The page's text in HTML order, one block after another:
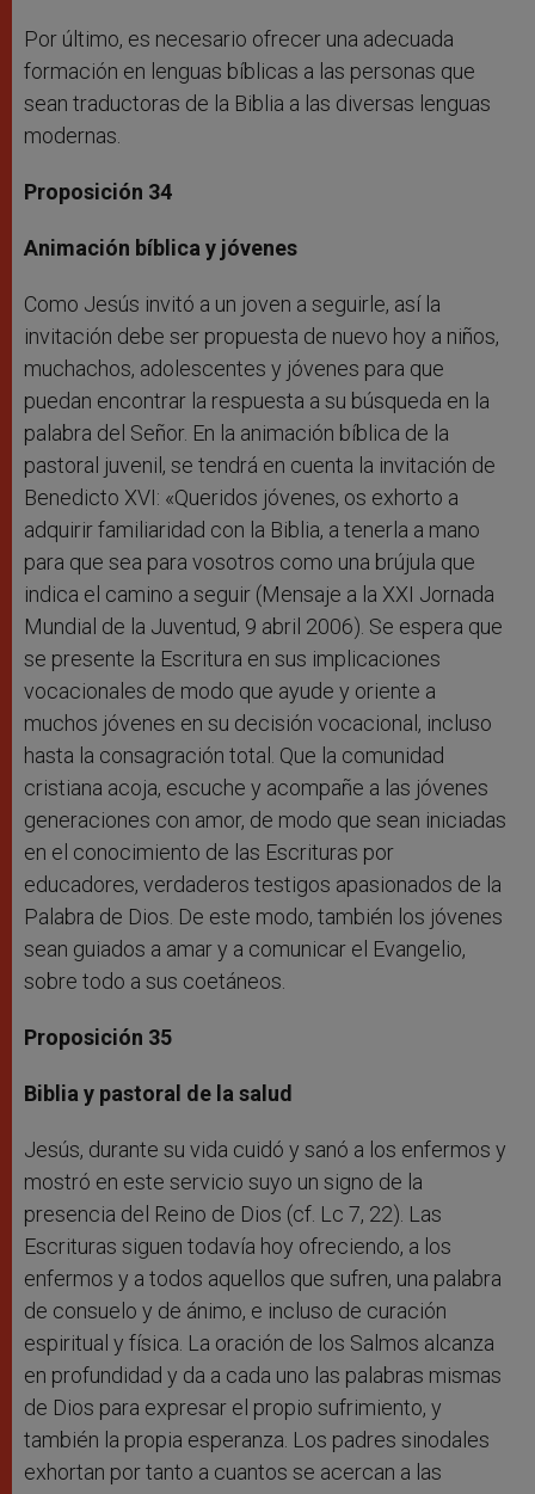
Por último, es necesario ofrecer una adecuada
formación en lenguas bíblicas a las personas que
sean traductoras de la Biblia a las diversas lenguas
modernas.
Proposición 34
Animación bíblica y jóvenes
Como Jesús invitó a un joven a seguirle, así la
invitación debe ser propuesta de nuevo hoy a niños,
muchachos, adolescentes y jóvenes para que
puedan encontrar la respuesta a su búsqueda en la
palabra del Señor. En la animación bíblica de la
pastoral juvenil, se tendrá en cuenta la invitación de
Benedicto XVI: «Queridos jóvenes, os exhorto a
adquirir familiaridad con la Biblia, a tenerla a mano
para que sea para vosotros como una brújula que
indica el camino a seguir (Mensaje a la XXI Jornada
Mundial de la Juventud, 9 abril 2006). Se espera que
se presente la Escritura en sus implicaciones
vocacionales de modo que ayude y oriente a
muchos jóvenes en su decisión vocacional, incluso
hasta la consagración total. Que la comunidad
cristiana acoja, escuche y acompañe a las jóvenes
generaciones con amor, de modo que sean iniciadas
en el conocimiento de las Escrituras por
educadores, verdaderos testigos apasionados de la
Palabra de Dios. De este modo, también los jóvenes
sean guiados a amar y a comunicar el Evangelio,
sobre todo a sus coetáneos.
Proposición 35
Biblia y pastoral de la salud
Jesús, durante su vida cuidó y sanó a los enfermos y
mostró en este servicio suyo un signo de la
presencia del Reino de Dios (cf. Lc 7, 22). Las
Escrituras siguen todavía hoy ofreciendo, a los
enfermos y a todos aquellos que sufren, una palabra
de consuelo y de ánimo, e incluso de curación
espiritual y física. La oración de los Salmos alcanza
en profundidad y da a cada uno las palabras mismas
de Dios para expresar el propio sufrimiento, y
también la propia esperanza. Los padres sinodales
exhortan por tanto a cuantos se acercan a las